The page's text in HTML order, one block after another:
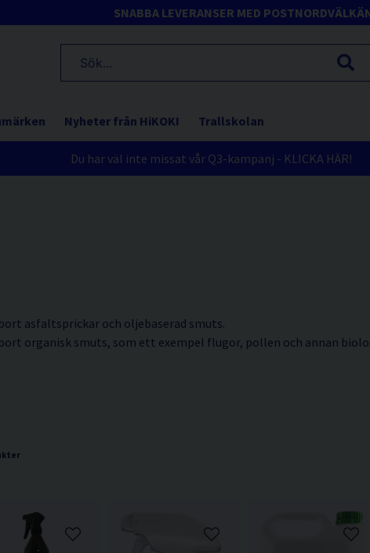
SNABBA LEVERANSER MED POSTNORD
Nyheter från HiKOKI Trallskolan
Du har väl inte missat vår Q3-kampanj - KLICKA HÄR!
asfaltsprickar och oljebaserad smuts.
organisk smuts, som ett exempel flugor, pollen och annan